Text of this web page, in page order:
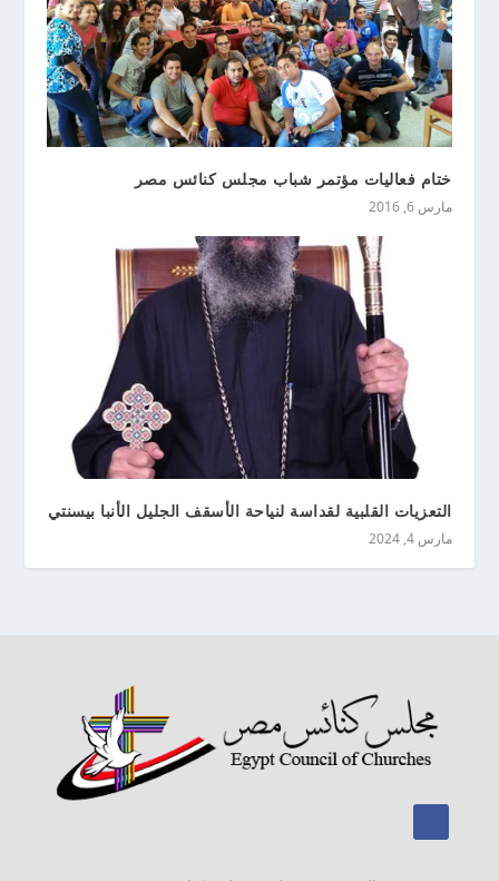
ختام فعاليات مؤتمر شباب مجلس كنائس مصر
مارس 6, 2016
التعزيات القلبية لقداسة لنياحة الأسقف الجليل الأنبا بيسنتي
مارس 4, 2024